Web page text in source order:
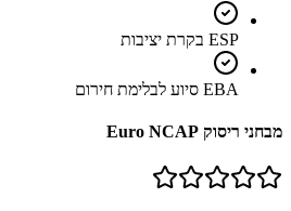
ESP בקרת יציבות
EBA סיוע לבלימת חירום
מבחני ריסוק Euro NCAP